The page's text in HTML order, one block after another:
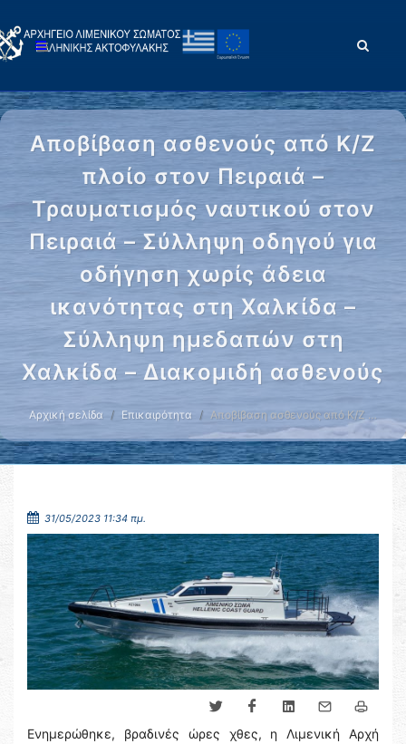
Αποβίβαση ασθενούς από Κ/Ζ
πλοίο στον Πειραιά –
Τραυματισμός ναυτικού στον
Πειραιά – Σύλληψη οδηγού για
οδήγηση χωρίς άδεια
ικανότητας στη Χαλκίδα –
Σύλληψη ημεδαπών στη
Χαλκίδα – Διακομιδή ασθενούς
Αρχική σελίδα Επικαιρότητα Αποβίβαση ασθενούς από Κ/Ζ …
31/05/2023 11:34 πμ.
Ενημερώθηκε, βραδινές ώρες χθες, η Λιμενική Αρχή